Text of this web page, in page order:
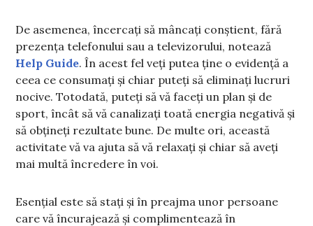
De asemenea, încercați să mâncați conștient, fără
prezența telefonului sau a televizorului, notează
Help Guide. În acest fel veți putea ține o evidență a
ceea ce consumați și chiar puteți să eliminați lucruri
nocive. Totodată, puteți să vă faceți un plan și de
sport, încât să vă canalizați toată energia negativă și
să obțineți rezultate bune. De multe ori, această
activitate vă va ajuta să vă relaxați și chiar să aveți
mai multă încredere în voi.
Esențial este să stați și în preajma unor persoane
care vă încurajează și complimentează în